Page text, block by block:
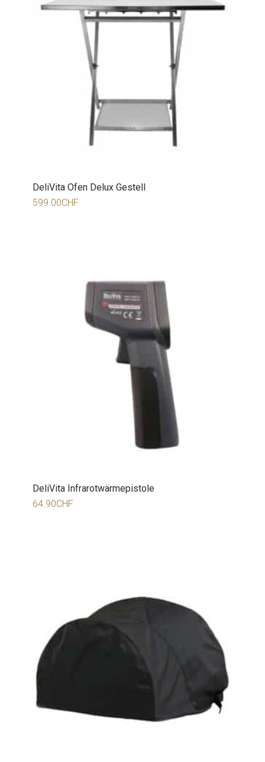
DeliVita Ofen Delux Gestell
599.00CHF
DeliVita Infrarotwärmepistole
64.90CHF